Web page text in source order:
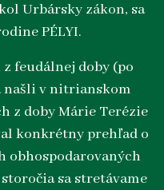
Urbársky zákon, sa
PÉLYI.
feudálnej doby (po
našli v nitrianskom
z doby Márie Terézie
konkrétny prehľad o
obhospodarovaných
sa stretávame